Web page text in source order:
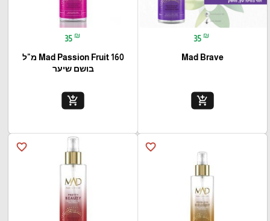
35 ₪
Mad Brave
add_shopping_cart
35 ₪
Mad Passion Fruit 160 מ"ל
בושם שיער
add_shopping_cart
favorite_border
favorite_border